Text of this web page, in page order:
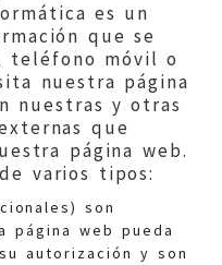
es un
que se
teléfono móvil o
nuestra página
nuestras y otras
que
página web.
varios tipos:
son
página web pueda
autorización y son